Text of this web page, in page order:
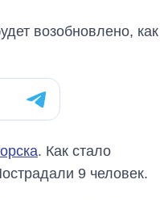
возобновлено, как
. Как стало
9 человек.
выращивали в